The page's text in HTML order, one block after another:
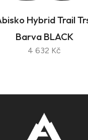
Hybrid Trail
Barva BLACK
4 632 Kč